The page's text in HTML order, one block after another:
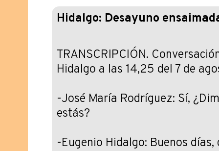
Hidalgo: ´Desayuno
TRANSCRIPCIÓN.
Hidalgo a las 14,25 del 7 de
-José María Rodríguez: Sí,
estás?
-Eugenio Hidalgo: Buenos días,